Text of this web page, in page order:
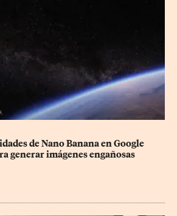
de Nano Banana en Google
generar imágenes engañosas